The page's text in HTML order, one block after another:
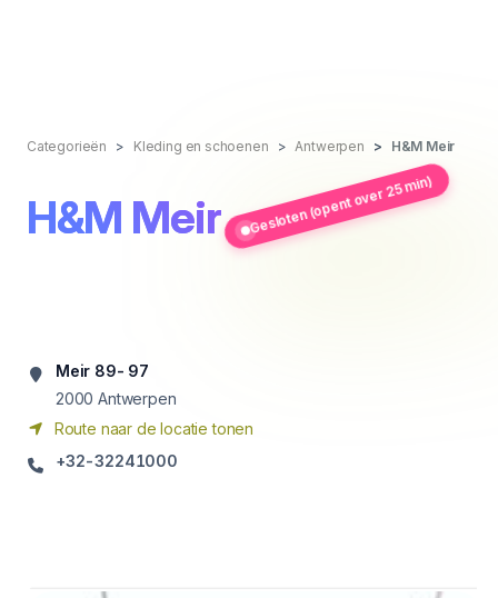
Categorieën Kleding en schoenen Antwerpen H&M Meir
H&M Meir Gesloten (opent over 25 min)
Meir 89- 97
2000 Antwerpen
Route naar de locatie tonen
+32-32241000